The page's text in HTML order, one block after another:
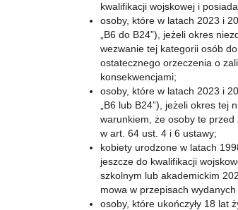
kwalifikacji wojskowej i
osoby, które w latach 2023 i
„B6 do B24”), jeżeli okres
wezwanie tej kategorii osób
ostatecznego orzeczenia o
konsekwencjami;
osoby, które w latach 2023 i
„B6 lub B24”), jeżeli okres
warunkiem, że osoby te
w art. 64 ust. 4 i 6 ustawy;
kobiety urodzone w latach
jeszcze do kwalifikacji
szkolnym lub akademickim
mowa w przepisach
osoby, które ukończyły 18 lat